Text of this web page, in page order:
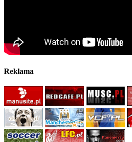
Reklama